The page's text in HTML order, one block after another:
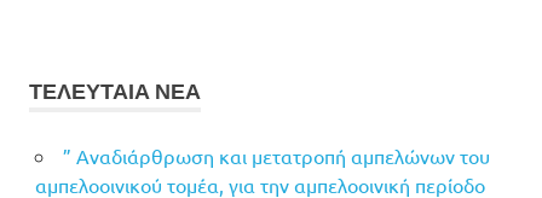
ΤΕΛΕΥΤΑΙΑ ΝΕΑ
” Αναδιάρθρωση και μετατροπή αμπελώνων του
αμπελοοινικού τομέα, για την αμπελοοινική περίοδο